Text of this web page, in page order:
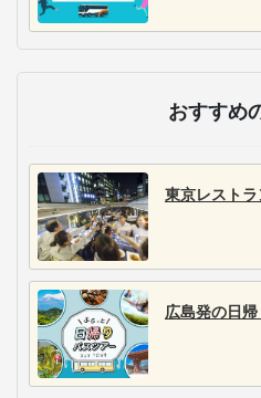
おすすめ
東京レストラ
広島発の日